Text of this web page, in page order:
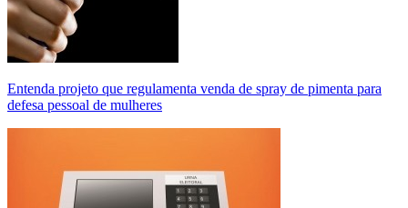
Entenda projeto que regulamenta venda de spray de pimenta para
defesa pessoal de mulheres